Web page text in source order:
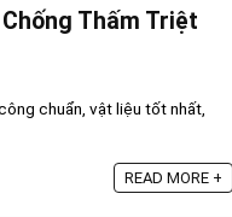
Thấm Triệt
chuẩn, vật liệu tốt nhất,
READ MORE +